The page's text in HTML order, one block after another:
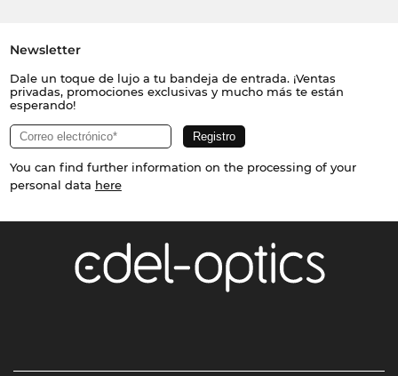
Newsletter
Dale un toque de lujo a tu bandeja de entrada. ¡Ventas
privadas, promociones exclusivas y mucho más te están
esperando!
You can find further information on the processing of your
personal data here